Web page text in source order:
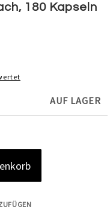
180 Kapseln
AUF LAGER